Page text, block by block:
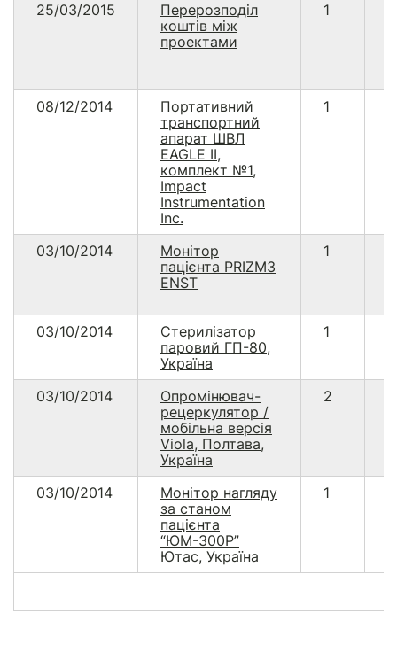
25/03/2015
Перерозподіл
коштів між
проектами
1
08/12/2014
Портативний
транспортний
апарат ШВЛ
EAGLE II,
комплект №1,
Impact
Instrumentation
Inc.
1
03/10/2014
Монітор
пацієнта PRIZM3
ENST
1
03/10/2014
Стерилізатор
паровий ГП-80,
Україна
1
03/10/2014
Опромінювач-
рецеркулятор /
мобільна версія
Viola, Полтава,
Україна
2
03/10/2014
Монітор нагляду
за станом
пацієнта
“ЮМ-300Р”
Ютас, Україна
1